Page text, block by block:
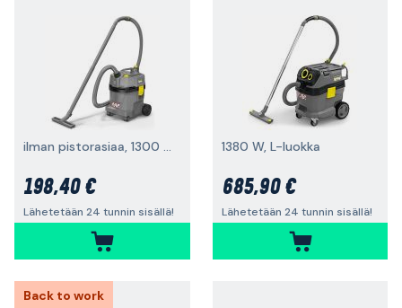
ilman pistorasiaa, 1300 W
198,40 €
Lähetetään 24 tunnin sisällä!
1380 W, L-luokka
685,90 €
Lähetetään 24 tunnin sisällä!
Back to work